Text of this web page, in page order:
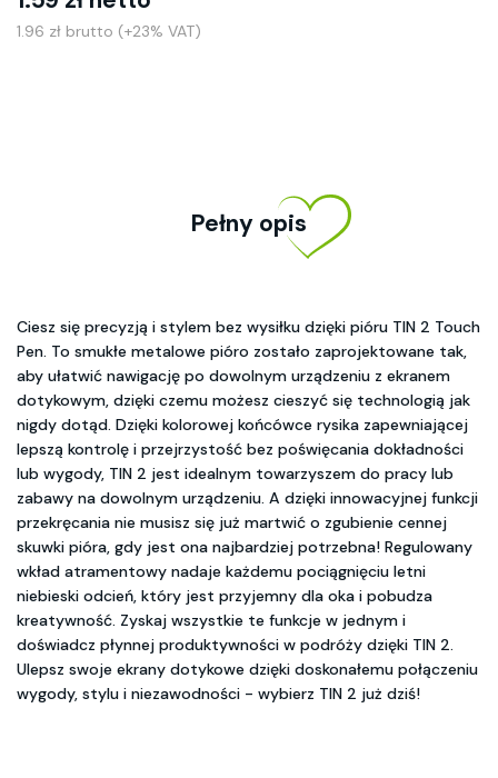
1.96 zł brutto (+23% VAT)
Pełny opis
Ciesz się precyzją i stylem bez wysiłku dzięki pióru TIN 2 Touch
Pen. To smukłe metalowe pióro zostało zaprojektowane tak,
aby ułatwić nawigację po dowolnym urządzeniu z ekranem
dotykowym, dzięki czemu możesz cieszyć się technologią jak
nigdy dotąd. Dzięki kolorowej końcówce rysika zapewniającej
lepszą kontrolę i przejrzystość bez poświęcania dokładności
lub wygody, TIN 2 jest idealnym towarzyszem do pracy lub
zabawy na dowolnym urządzeniu. A dzięki innowacyjnej funkcji
przekręcania nie musisz się już martwić o zgubienie cennej
skuwki pióra, gdy jest ona najbardziej potrzebna! Regulowany
wkład atramentowy nadaje każdemu pociągnięciu letni
niebieski odcień, który jest przyjemny dla oka i pobudza
kreatywność. Zyskaj wszystkie te funkcje w jednym i
doświadcz płynnej produktywności w podróży dzięki TIN 2.
Ulepsz swoje ekrany dotykowe dzięki doskonałemu połączeniu
wygody, stylu i niezawodności - wybierz TIN 2 już dziś!